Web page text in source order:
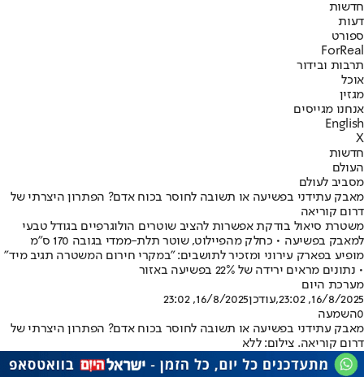
חדשות
דעות
ספורט
ForReal
תרבות ובידור
אוכל
מגזין
אנחנו מגייסים
English
X
חדשות
העולם
מסביב לעולם
מאבק עתידני בפשיעה או תשובה לחוסר בכוח אדם? הפתרון היצרתי של
דרום קוריאה
משטרת סיאול בודקת אפשרות להציב שוטרים הולוגרפיים בגודל טבעי
למאבק בפשיעה • כחלק מהפיילוט, שוטר תלת-ממדי בגובה 170 ס"מ
מופיע בפארק עירוני ומזכיר לתושבים: "במקרי חירום המשטרה תגיב מיד"
• נתונים מראים ירידה של 22% בפשיעה באזור
מערכת היום
16/8/2025, 23:02
,עודכן16/8/2025, 23:02
0השמעה
מאבק עתידני בפשיעה או תשובה לחוסר בכוח אדם? הפתרון היצרתי של
דרום קוריאה. צילום: ללא